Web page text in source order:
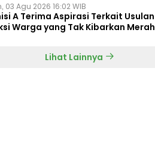
03 Agu 2026 16:02 WIB
A Terima Aspirasi Terkait Usulan
Warga yang Tak Kibarkan Merah
Lihat Lainnya